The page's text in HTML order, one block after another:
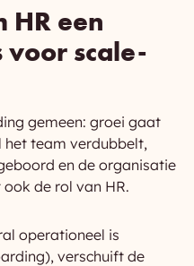
HR een
voor scale-
gemeen: groei gaat
het team verdubbelt,
en de organisatie
de rol van HR.
operationeel is
verschuift de